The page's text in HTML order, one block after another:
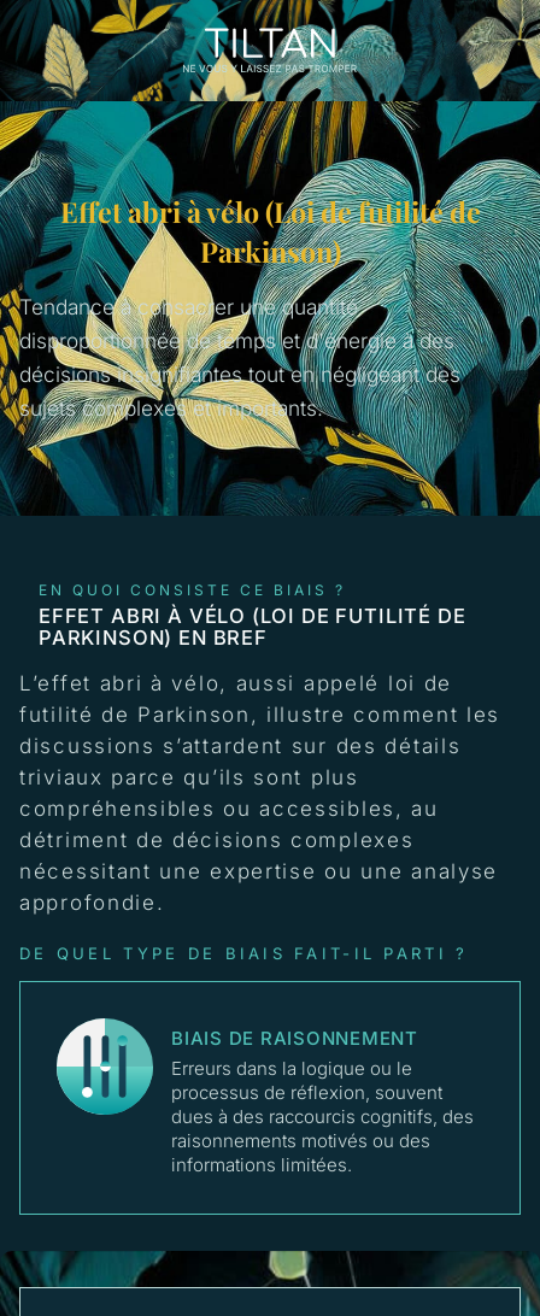
Effet abri à vélo (Loi de futilité de
Parkinson)
Tendance à consacrer une quantité
disproportionnée de temps et d'énergie à des
décisions insignifiantes tout en négligeant des
sujets complexes et importants.
EN QUOI CONSISTE CE BIAIS ?
EFFET ABRI À VÉLO (LOI DE FUTILITÉ DE
PARKINSON) EN BREF
L’effet abri à vélo, aussi appelé loi de
futilité de Parkinson, illustre comment les
discussions s’attardent sur des détails
triviaux parce qu’ils sont plus
compréhensibles ou accessibles, au
détriment de décisions complexes
nécessitant une expertise ou une analyse
approfondie.
DE QUEL TYPE DE BIAIS FAIT-IL PARTI ?
BIAIS DE RAISONNEMENT
Erreurs dans la logique ou le
processus de réflexion, souvent
dues à des raccourcis cognitifs, des
raisonnements motivés ou des
informations limitées.